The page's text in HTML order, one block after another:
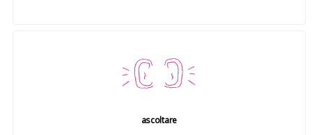
ascoltare